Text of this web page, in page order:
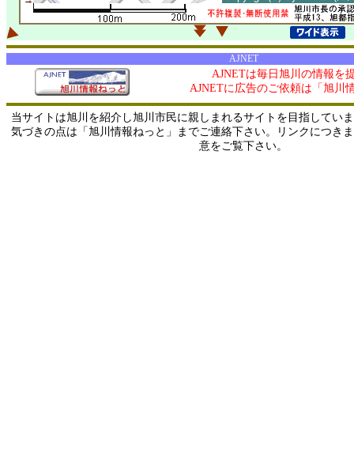
AJNET
AJNETは毎日旭川の情報を
AJNETに広告のご依頼は「旭川
当サイトは旭川を紹介し旭川市民に親しまれるサイトを目指してい
気づきの点は「旭川情報ねっと」までご連絡下さい。リンクにつき
意をご覧下さい。